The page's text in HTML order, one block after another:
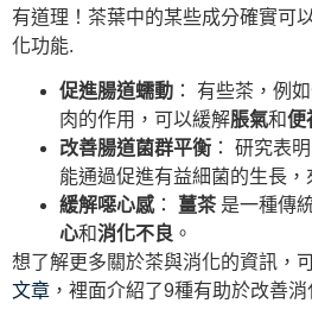
有道理！茶葉中的某些成分確實可
化功能.
促進腸道蠕動 ： 有些茶，例如
肉的作用，可以緩解脹氣和便
改善腸道菌群平衡 ： 研究表
能通過促進有益細菌的生長
緩解噁心感： 薑茶是一種傳
心和消化不良 。
想了解更多關於茶與消化的資訊，
文章 ，裡面介紹了9種有助於改善消